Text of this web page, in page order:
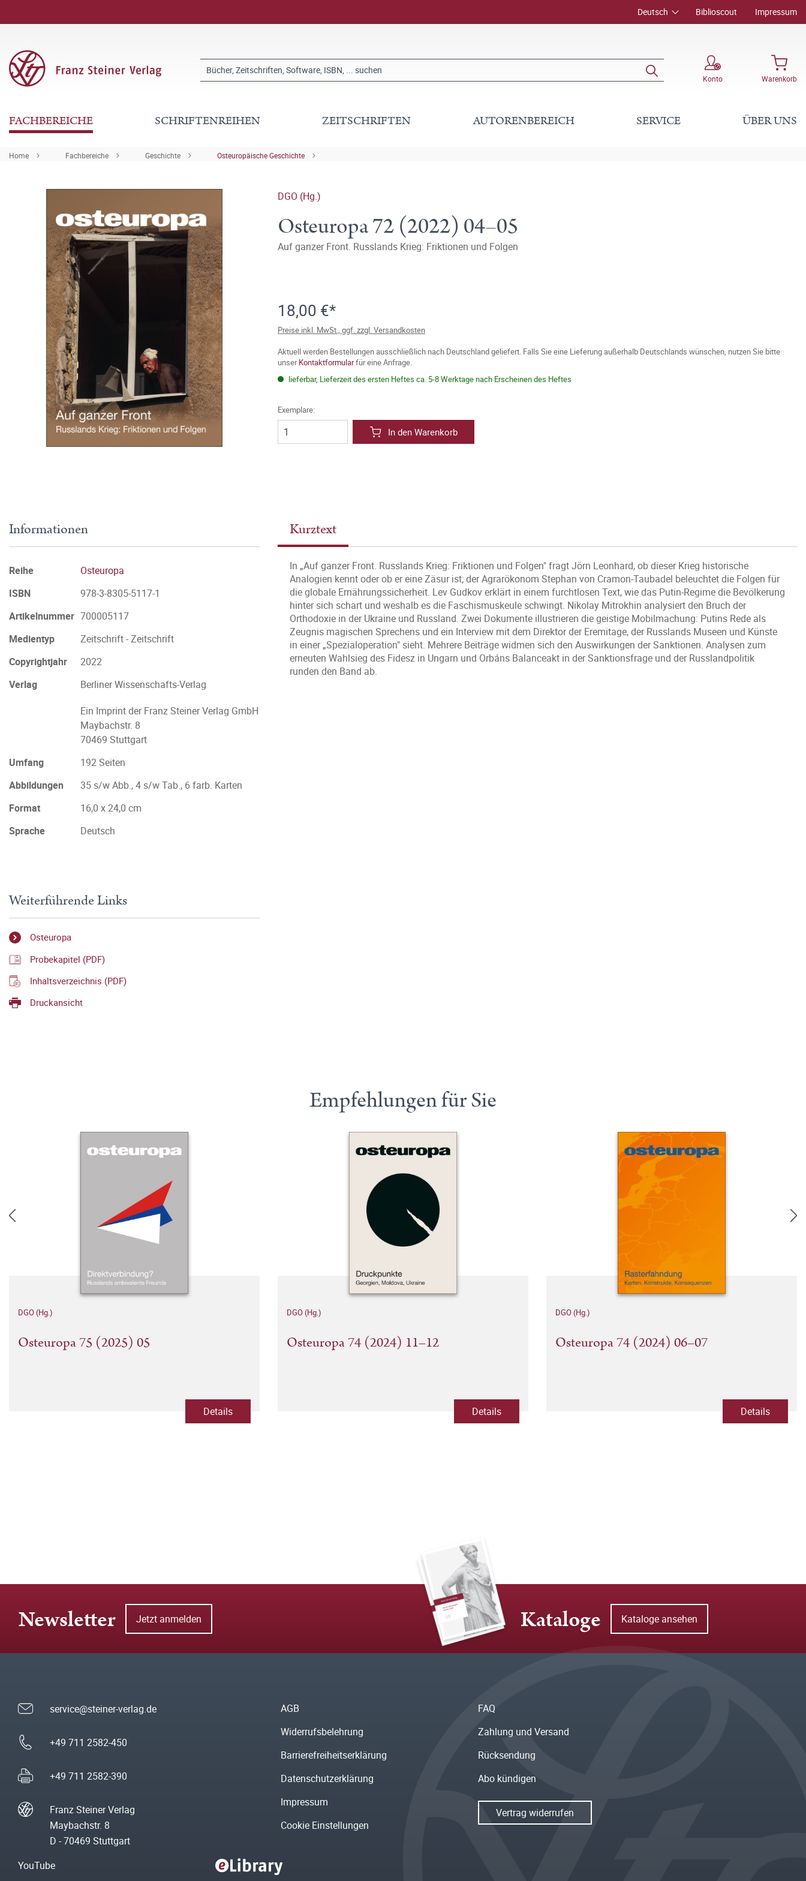
Deutsch Biblioscout Impressum
Konto Warenkorb
FACHBEREICHE SCHRIFTENREIHEN ZEITSCHRIFTEN AUTORENBEREICH SERVICE ÜBER UNS
Home Fachbereiche Geschichte Osteuropäische Geschichte
DGO (Hg.)
Osteuropa 72 (2022) 04–05
Auf ganzer Front. Russlands Krieg: Friktionen und Folgen
18,00 €*
Preise inkl. MwSt., ggf. zzgl. Versandkosten
Aktuell werden Bestellungen ausschließlich nach Deutschland geliefert. Falls Sie eine Lieferung außerhalb Deutschlands wünschen, nutzen Sie bitte
unserKontaktformularfür eine Anfrage.
lieferbar, Lieferzeit des ersten Heftes ca. 5-8 Werktage nach Erscheinen des Heftes
Exemplare:
In den Warenkorb
Kurztext
In „Auf ganzer Front. Russlands Krieg: Friktionen und Folgen" fragt Jörn Leonhard, ob dieser Krieg historische
Analogien kennt oder ob er eine Zäsur ist; der Agrarökonom Stephan von Cramon-Taubadel beleuchtet die Folgen für
die globale Ernährungssicherheit. Lev Gudkov erklärt in einem furchtlosen Text, wie das Putin-Regime die Bevölkerung
hinter sich schart und weshalb es die Faschismuskeule schwingt. Nikolay Mitrokhin analysiert den Bruch der
Orthodoxie in der Ukraine und Russland. Zwei Dokumente illustrieren die geistige Mobilmachung: Putins Rede als
Zeugnis magischen Sprechens und ein Interview mit dem Direktor der Eremitage, der Russlands Museen und Künste
in einer „Spezialoperation" sieht. Mehrere Beiträge widmen sich den Auswirkungen der Sanktionen. Analysen zum
erneuten Wahlsieg des Fidesz in Ungarn und Orbáns Balanceakt in der Sanktionsfrage und der Russlandpolitik
runden den Band ab.
Informationen
Reihe
Osteuropa
ISBN
978-3-8305-5117-1
Artikelnummer 700005117
Medientyp
Zeitschrift - Zeitschrift
Copyrightjahr
2022
Verlag
Berliner Wissenschafts-Verlag
Ein Imprint der Franz Steiner Verlag GmbH
Maybachstr. 8
70469 Stuttgart
Umfang
192 Seiten
Abbildungen
35 s/w Abb., 4 s/w Tab., 6 farb. Karten
Format
16,0 x 24,0 cm
Sprache
Deutsch
Weiterführende Links
Osteuropa
Probekapitel (PDF)
Inhaltsverzeichnis (PDF)
Druckansicht
Empfehlungen für Sie
DGO (Hg.)
Osteuropa 75 (2025) 05
Details
DGO (Hg.)
Osteuropa 74 (2024) 11–12
Details
DGO (Hg.)
Osteuropa 74 (2024) 06–07
Details
Newsletter Jetzt anmelden Kataloge Kataloge ansehen
service@steiner-verlag.de
+49 711 2582-450
+49 711 2582-390
Franz Steiner Verlag
Maybachstr. 8
D - 70469 Stuttgart
AGB
Widerrufsbelehrung
Barrierefreiheitserklärung
Datenschutzerklärung
Impressum
Cookie Einstellungen
FAQ
Zahlung und Versand
Rücksendung
Abo kündigen
Vertrag widerrufen
YouTube